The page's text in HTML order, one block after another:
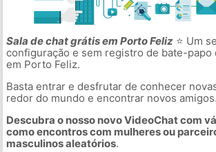
Sala de chat grátis em Porto Feliz⭐ Um
configuração e sem registro de bate-papo
em Porto Feliz.
Basta entrar e desfrutar de conhecer
redor do mundo e encontrar novos amigos.
Descubra o nosso novo VideoChat com
como encontros com mulheres ou
masculinos aleatórios.